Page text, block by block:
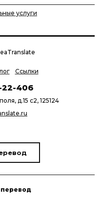
услуги
Ссылки
22-406
д.15 с2, 125124